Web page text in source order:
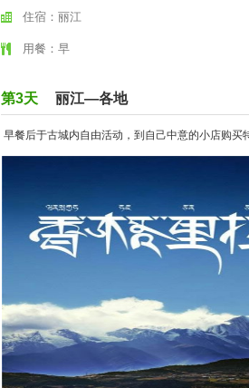
住宿：丽江
用餐：早
第3天 丽江—各地
早餐后于古城内自由活动，到自己中意的小店购